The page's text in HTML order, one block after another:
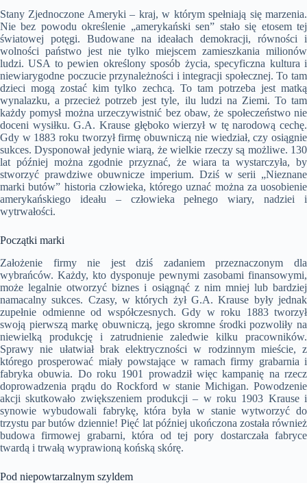
Stany Zjednoczone Ameryki – kraj, w którym spełniają się marzenia.
Nie bez powodu określenie „amerykański sen” stało się etosem tej
światowej potęgi. Budowane na ideałach demokracji, równości i
wolności państwo jest nie tylko miejscem zamieszkania milionów
ludzi. USA to pewien określony sposób życia, specyficzna kultura i
niewiarygodne poczucie przynależności i integracji społecznej. To tam
dzieci mogą zostać kim tylko zechcą. To tam potrzeba jest matką
wynalazku, a przecież potrzeb jest tyle, ilu ludzi na Ziemi. To tam
każdy pomysł można urzeczywistnić bez obaw, że społeczeństwo nie
doceni wysiłku. G.A. Krause głęboko wierzył w tę narodową cechę.
Gdy w 1883 roku tworzył firmę obuwniczą nie wiedział, czy osiągnie
sukces. Dysponował jedynie wiarą, że wielkie rzeczy są możliwe. 130
lat później można zgodnie przyznać, że wiara ta wystarczyła, by
stworzyć prawdziwe obuwnicze imperium. Dziś w serii „Nieznane
marki butów” historia człowieka, którego uznać można za uosobienie
amerykańskiego ideału – człowieka pełnego wiary, nadziei i
wytrwałości.
Początki marki
Założenie firmy nie jest dziś zadaniem przeznaczonym dla
wybrańców. Każdy, kto dysponuje pewnymi zasobami finansowymi,
może legalnie otworzyć biznes i osiągnąć z nim mniej lub bardziej
namacalny sukces. Czasy, w których żył G.A. Krause były jednak
zupełnie odmienne od współczesnych. Gdy w roku 1883 tworzył
swoją pierwszą markę obuwniczą, jego skromne środki pozwoliły na
niewielką produkcję i zatrudnienie zaledwie kilku pracowników.
Sprawy nie ułatwiał brak elektryczności w rodzinnym mieście, z
którego prosperować miały powstające w ramach firmy grabarnia i
fabryka obuwia. Do roku 1901 prowadził więc kampanię na rzecz
doprowadzenia prądu do Rockford w stanie Michigan. Powodzenie
akcji skutkowało zwiększeniem produkcji – w roku 1903 Krause i
synowie wybudowali fabrykę, która była w stanie wytworzyć do
trzystu par butów dziennie! Pięć lat później ukończona została również
budowa firmowej grabarni, która od tej pory dostarczała fabryce
twardą i trwałą wyprawioną końską skórę.
Pod niepowtarzalnym szyldem